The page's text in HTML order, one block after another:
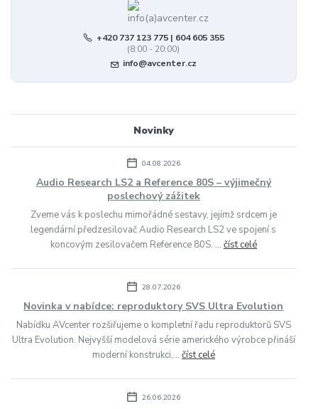
+420 737 123 775 | 604 605 355
(8:00 - 20:00)
info@avcenter.cz
Novinky
04.08.2026
Audio Research LS2 a Reference 80S – výjimečný
poslechový zážitek
Zveme vás k poslechu mimořádné sestavy, jejímž srdcem je
legendární předzesilovač Audio Research LS2 ve spojení s
koncovým zesilovačem Reference 80S. ... číst celé
28.07.2026
Novinka v nabídce: reproduktory SVS Ultra Evolution
Nabídku AVcenter rozšiřujeme o kompletní řadu reproduktorů SVS
Ultra Evolution. Nejvyšší modelová série amerického výrobce přináší
moderní konstrukci,... číst celé
26.06.2026